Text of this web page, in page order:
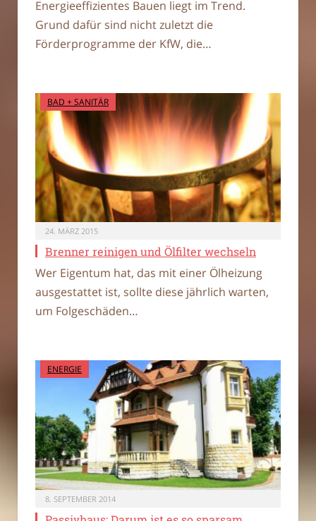
Energieeffizientes Bauen liegt im Trend.
Grund dafür sind nicht zuletzt die
Förderprogramme der KfW, die…
BAD + SANITÄR
24. MÄRZ 2015
Brenner reinigen und Ölfilter wechseln
Wer Eigentum hat, das mit einer Ölheizung
ausgestattet ist, sollte diese jährlich warten,
um Folgeschäden…
ENERGIE
8. SEPTEMBER 2014